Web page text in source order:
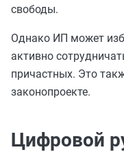
свободы.
Однако ИП может
активно
причастных. Это
законопроекте.
Цифровой